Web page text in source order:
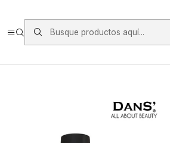
https://www.starken.cl/